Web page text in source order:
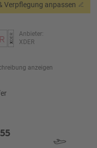
Verpflegung anpassen
Anbieter:
XDER
anzeigen